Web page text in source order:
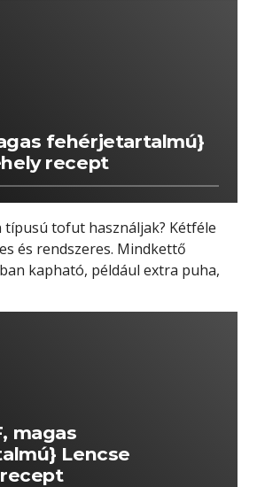
fehérjetartalmú}
recept
típusú tofut használjak? Kétféle
és rendszeres. Mindkettő
kapható, például extra puha,
magas
Lencse